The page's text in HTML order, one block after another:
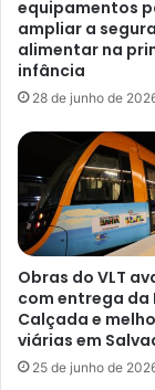
equipamentos
ampliar a
alimentar na
infância
28 de junho de
Obras do VLT
com entrega da
Calçada e
viárias em
25 de junho de